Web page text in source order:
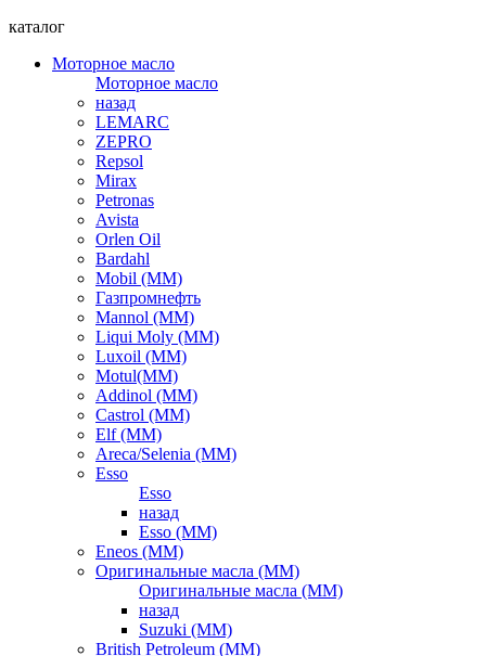
каталог
Моторное масло
Моторное масло
назад
LEMARC
ZEPRO
Repsol
Mirax
Petronas
Avista
Orlen Oil
Bardahl
Mobil (ММ)
Газпромнефть
Mannol (ММ)
Liqui Moly (ММ)
Luxoil (ММ)
Motul(ММ)
Addinol (ММ)
Castrol (ММ)
Elf (ММ)
Areca/Selenia (ММ)
Esso
Esso
назад
Esso (ММ)
Eneos (ММ)
Оригинальные масла (ММ)
Оригинальные масла (ММ)
назад
Suzuki (ММ)
British Petroleum (ММ)